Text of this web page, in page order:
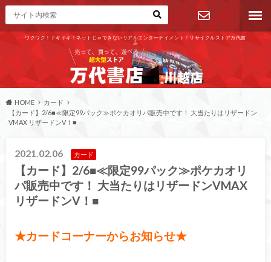
ワクワク！ドキドキ！ネットじゃできないリアルエンターテイメント！リサイクルストア万代書
店
お問い合わ
せ
HOME
カード
【カード】2/6■≪限定99パック≫ポケカオリパ販売中です！ 大当たりはリザードン
VMAX リザードンV！■
2021.02.06 カード
【カード】2/6■≪限定99パック≫ポケカオリ
パ販売中です！ 大当たりはリザードンVMAX
リザードンV！■
★カードコーナーからお知らせ★